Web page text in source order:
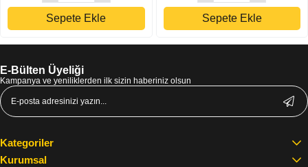
Sepete Ekle Sepete Ekle
E-Bülten Üyeliği
Kampanya ve yeniliklerden ilk sizin haberiniz olsun
Kategoriler
Kurumsal